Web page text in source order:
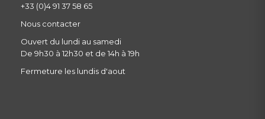
+33 (0)4 91 37 58 65
Nous contacter
Ouvert du lundi au samedi
De 9h30 à 12h30 et de 14h à 19h
Fermeture les lundis d'aout